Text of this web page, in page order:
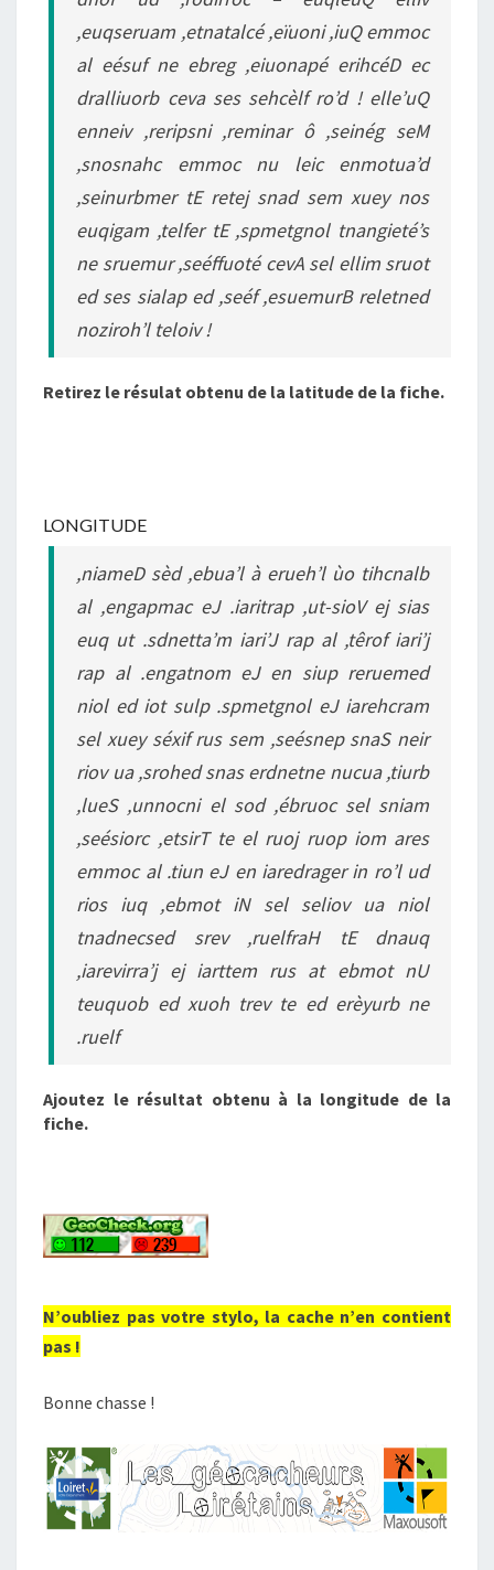
,euqseruam ,etnatalcé ,eïuoni ,iuQ emmoc
al eésuf ne ebreg ,eiuonapé erihcéD ec
dralliuorb ceva ses sehcèlf ro’d ! elle’uQ
enneiv ,reripsni ,reminar ô ,seinég seM
,snosnahc emmoc nu leic enmotua’d
,seinurbmer tE retej snad sem xuey nos
euqigam ,telfer tE ,spmetgnol tnangieté’s
ne sruemur ,seéffuoté cevA sel ellim sruot
ed ses sialap ed ,seéf ,esuemurB reletned
noziroh’l teloiv !
Retirez le résulat obtenu de la latitude de la fiche.
LONGITUDE
,niameD sèd ,ebua’l à erueh’l ùo tihcnalb
al ,engapmac eJ .iaritrap ,ut-sioV ej sias
euq ut .sdnetta’m iari’J rap al ,têrof iari’j
rap al .engatnom eJ en siup reruemed
niol ed iot sulp .spmetgnol eJ iarehcram
sel xuey séxif rus sem ,seésnep snaS neir
riov ua ,srohed snas erdnetne nucua ,tiurb
,lueS ,unnocni el sod ,ébruoc sel sniam
,seésiorc ,etsirT te el ruoj ruop iom ares
emmoc al .tiun eJ en iaredrager in ro’l ud
rios iuq ,ebmot iN sel seliov ua niol
tnadnecsed srev ,ruelfraH tE dnauq
,iarevirra’j ej iarttem rus at ebmot nU
teuquob ed xuoh trev te ed erèyurb ne
.ruelf
Ajoutez le résultat obtenu à la longitude de la
fiche.
N’oubliez pas votre stylo, la cache n’en contient
pas !
Bonne chasse !